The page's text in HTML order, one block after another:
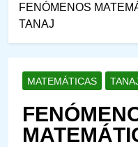
FENÓMENOS
TANAJ
MATEMÁTICAS